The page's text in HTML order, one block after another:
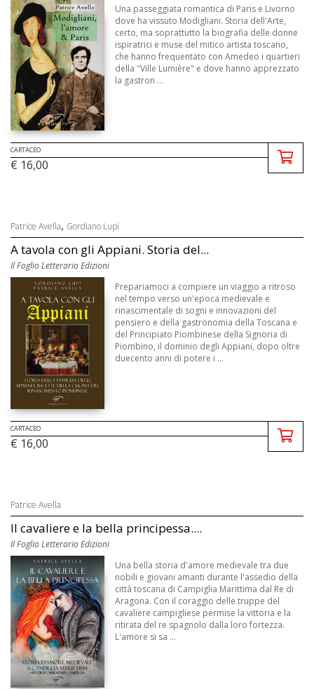
Una passeggiata romantica di Paris e Livorno
dove ha vissuto Modigliani. Storia dell'Arte,
certo, ma soprattutto la biografia delle donne
ispiratrici e muse del mitico artista toscano,
che hanno frequentato con Amedeo i quartieri
della "Ville Lumière" e dove hanno apprezzato
la gastron ...
CARTACEO
€ 16,00
Patrice Avella, Gordiano Lupi
A tavola con gli Appiani. Storia del...
Il Foglio Letterario Edizioni
Prepariamoci a compiere un viaggio a ritroso
nel tempo verso un'epoca medievale e
rinascimentale di sogni e innovazioni del
pensiero e della gastronomia della Toscana e
del Principiato Piombinese della Signoria di
Piombino, il dominio degli Appiani, dopo oltre
duecento anni di potere i ...
CARTACEO
€ 16,00
Patrice Avella
Il cavaliere e la bella principessa....
Il Foglio Letterario Edizioni
Una bella storia d'amore medievale tra due
nobili e giovani amanti durante l'assedio della
città toscana di Campiglia Marittima dal Re di
Aragona. Con il coraggio delle truppe del
cavaliere campigliese permise la vittoria e la
ritirata del re spagnolo dalla loro fortezza.
L'amore si sa ...